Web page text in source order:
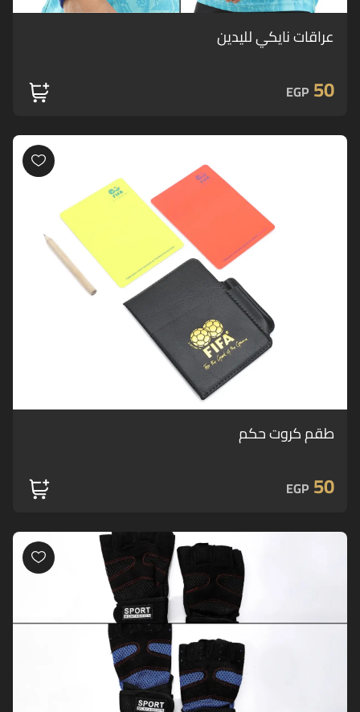
عراقات نايكي لليدين
50
EGP
طقم كروت حكم
50
EGP